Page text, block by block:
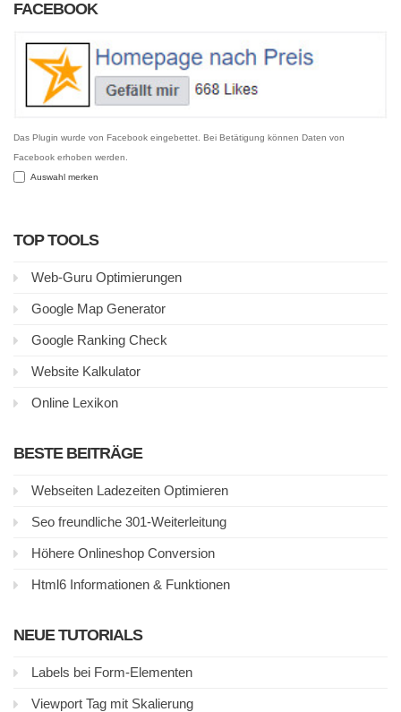
FACEBOOK
Das Plugin wurde von Facebook eingebettet. Bei Betätigung können Daten von
Facebook erhoben werden.
Auswahl merken
TOP TOOLS
Web-Guru Optimierungen
Google Map Generator
Google Ranking Check
Website Kalkulator
Online Lexikon
BESTE BEITRÄGE
Webseiten Ladezeiten Optimieren
Seo freundliche 301-Weiterleitung
Höhere Onlineshop Conversion
Html6 Informationen & Funktionen
NEUE TUTORIALS
Labels bei Form-Elementen
Viewport Tag mit Skalierung